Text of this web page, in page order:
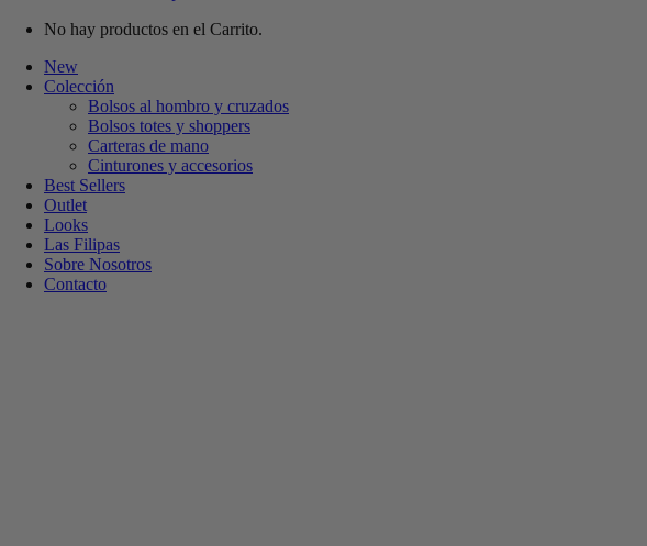
No hay productos en el Carrito.
New
Colección
Bolsos al hombro y cruzados
Bolsos totes y shoppers
Carteras de mano
Cinturones y accesorios
Best Sellers
Outlet
Looks
Las Filipas
Sobre Nosotros
Contacto